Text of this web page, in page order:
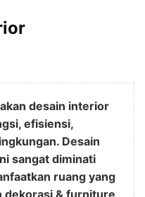
desain interior
efisiensi,
Desain
sangat diminati
ruang yang
dekorasi & furniture